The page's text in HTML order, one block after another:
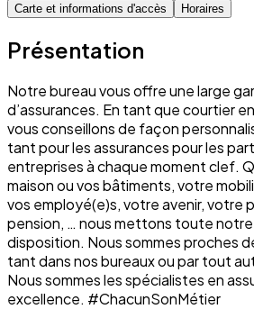
Carte et informations d'accès
Horaires
Présentation
Notre bureau vous offre une large
d’assurances. En tant que courtier
vous conseillons de façon
tant pour les assurances pour les
entreprises à chaque moment clef.
maison ou vos bâtiments, votre
vos employé(e)s, votre avenir, votre
pension, … nous mettons toute
disposition. Nous sommes proches
tant dans nos bureaux ou par tout
Nous sommes les spécialistes en
excellence. #ChacunSonMétier